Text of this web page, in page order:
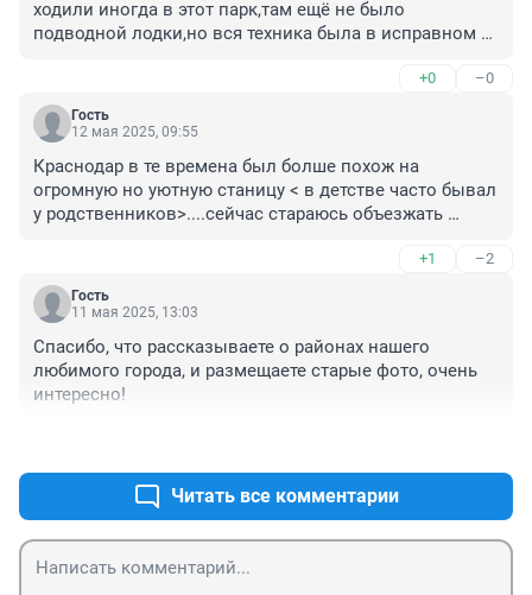
ходили иногда в этот парк,там ещё не было
подводной лодки,но вся техника была в исправном
+0 –0
Гость
12 мая 2025, 09:55
Краснодар в те времена был болше похож на
огромную но уютную станицу < в детстве часто бывал
у родственников>....сейчас стараюсь объезжать
Все стоят в бесконечных пробках ...убогие избушки в
центре и современные жк человейники...запах
канализации присутствует переодически по всему
Средней Азии или Закавказья...Радует парк Галицкого
да и скверов , общественных пространств много
...Всё неоднозначно
+1 –2
Гость
11 мая 2025, 13:03
Спасибо, что рассказываете о районах нашего
любимого города, и размещаете старые фото, очень
интересно!
Читать все комментарии